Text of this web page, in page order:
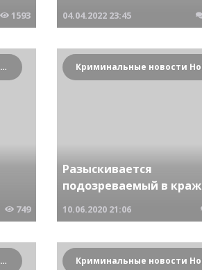
1593 04.04.2022 23:45
Криминальные новости Новосибирска и Сибирского региона
749
Разыскивается
подозреваемый в
10.06.2020 21:06
Криминальные новости Новосибирска и Сибирского региона